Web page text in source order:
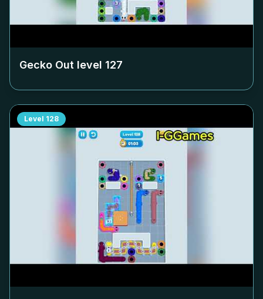
Gecko Out level 127
Level 128